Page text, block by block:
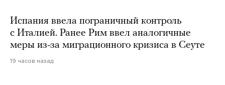
Испания ввела пограничный контроль
с Италией. Ранее Рим ввел аналогичные
меры из-за миграционного кризиса в Сеуте
19 часов назад